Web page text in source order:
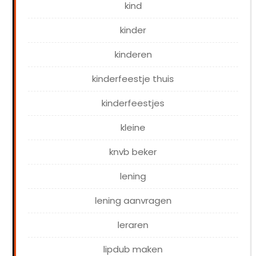
kind
kinder
kinderen
kinderfeestje thuis
kinderfeestjes
kleine
knvb beker
lening
lening aanvragen
leraren
lipdub maken